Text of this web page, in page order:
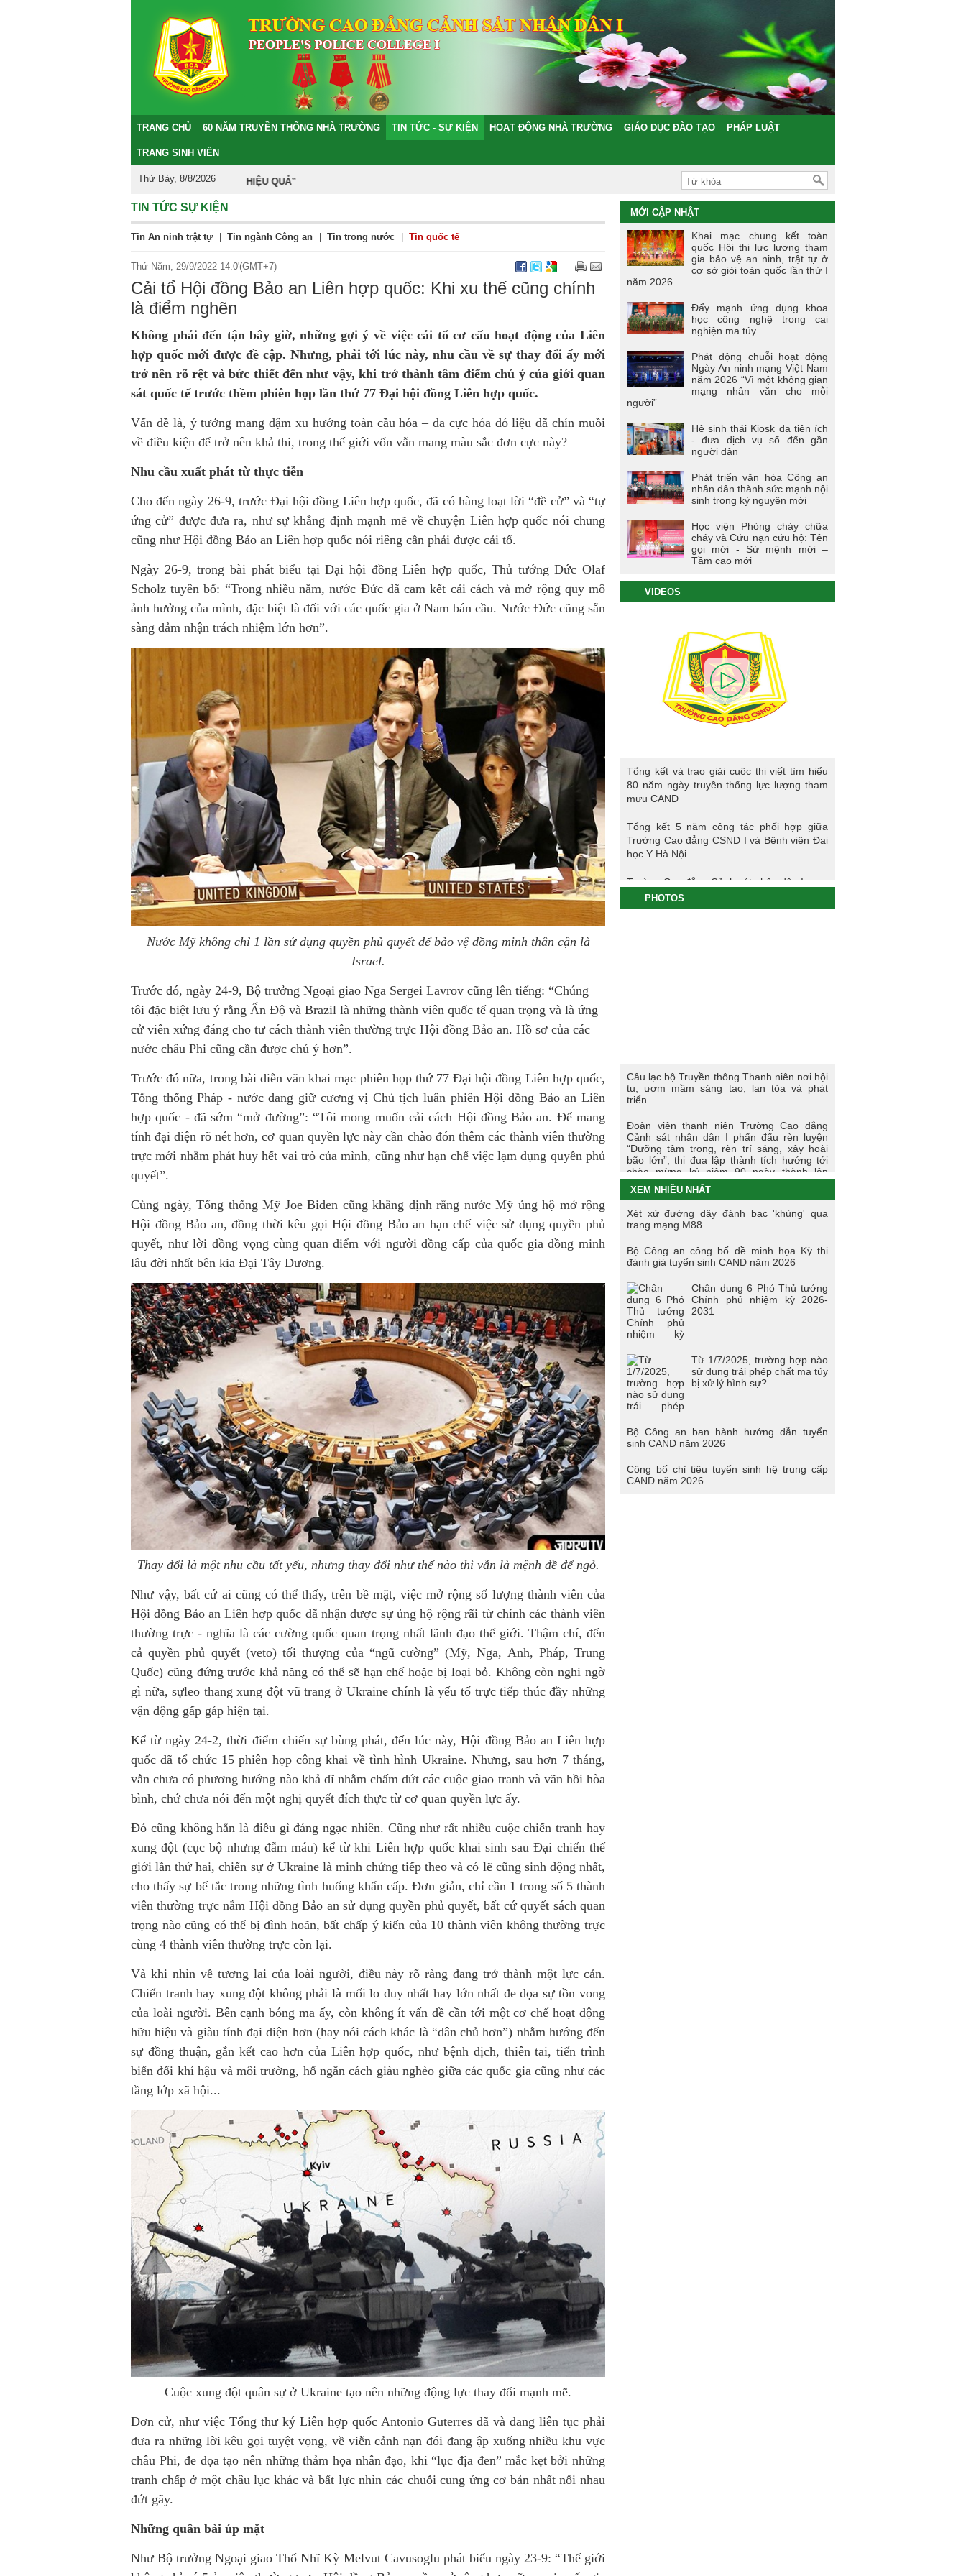
TRANG CHỦ 60 NĂM TRUYỀN THỐNG NHÀ TRƯỜNG TIN TỨC - SỰ KIỆN HOẠT ĐỘNG NHÀ TRƯỜNG GIÁO DỤC ĐÀO TẠO PHÁP LUẬT
TRANG SINH VIÊN
Thứ Bảy, 8/8/2026
– DÂN CHỦ - KỶ CƯƠNG – TRÁCH NHIỆM – HIỆU QUẢ”
TIN TỨC SỰ KIỆN
Tin An ninh trật tự Tin ngành Công an Tin trong nước Tin quốc tế
Thứ Năm, 29/9/2022 14:0'(GMT+7)
Cải tổ Hội đồng Bảo an Liên hợp quốc: Khi xu thế cũng chính
là điểm nghẽn
Không phải đến tận bây giờ, những gợi ý về việc cải tổ cơ cấu hoạt động của Liên
hợp quốc mới được đề cập. Nhưng, phải tới lúc này, nhu cầu về sự thay đổi ấy mới
trở nên rõ rệt và bức thiết đến như vậy, khi trở thành tâm điểm chú ý của giới quan
sát quốc tế trước thềm phiên họp lần thứ 77 Đại hội đồng Liên hợp quốc.
Vấn đề là, ý tưởng mang đậm xu hướng toàn cầu hóa – đa cực hóa đó liệu đã chín muồi
về điều kiện để trở nên khả thi, trong thế giới vốn vẫn mang màu sắc đơn cực này?
Nhu cầu xuất phát từ thực tiễn
Cho đến ngày 26-9, trước Đại hội đồng Liên hợp quốc, đã có hàng loạt lời “đề cử” và “tự
ứng cử” được đưa ra, như sự khẳng định mạnh mẽ về chuyện Liên hợp quốc nói chung
cũng như Hội đồng Bảo an Liên hợp quốc nói riêng cần phải được cải tổ.
Ngày 26-9, trong bài phát biểu tại Đại hội đồng Liên hợp quốc, Thủ tướng Đức Olaf
Scholz tuyên bố: “Trong nhiều năm, nước Đức đã cam kết cải cách và mở rộng quy mô
ảnh hưởng của mình, đặc biệt là đối với các quốc gia ở Nam bán cầu. Nước Đức cũng sẵn
sàng đảm nhận trách nhiệm lớn hơn”.
Nước Mỹ không chỉ 1 lần sử dụng quyền phủ quyết để bảo vệ đồng minh thân cận là
Israel.
Trước đó, ngày 24-9, Bộ trưởng Ngoại giao Nga Sergei Lavrov cũng lên tiếng: “Chúng
tôi đặc biệt lưu ý rằng Ấn Độ và Brazil là những thành viên quốc tế quan trọng và là ứng
cử viên xứng đáng cho tư cách thành viên thường trực Hội đồng Bảo an. Hồ sơ của các
nước châu Phi cũng cần được chú ý hơn”.
Trước đó nữa, trong bài diễn văn khai mạc phiên họp thứ 77 Đại hội đồng Liên hợp quốc,
Tổng thống Pháp - nước đang giữ cương vị Chủ tịch luân phiên Hội đồng Bảo an Liên
hợp quốc - đã sớm “mở đường”: “Tôi mong muốn cải cách Hội đồng Bảo an. Để mang
tính đại diện rõ nét hơn, cơ quan quyền lực này cần chào đón thêm các thành viên thường
trực mới nhằm phát huy hết vai trò của mình, cũng như hạn chế việc lạm dụng quyền phủ
quyết”.
Cùng ngày, Tổng thống Mỹ Joe Biden cũng khẳng định rằng nước Mỹ ủng hộ mở rộng
Hội đồng Bảo an, đồng thời kêu gọi Hội đồng Bảo an hạn chế việc sử dụng quyền phủ
quyết, như lời đồng vọng cùng quan điểm với người đồng cấp của quốc gia đồng minh
lâu đời nhất bên kia Đại Tây Dương.
Thay đổi là một nhu cầu tất yếu, nhưng thay đổi như thế nào thì vẫn là mệnh đề để ngỏ.
Như vậy, bất cứ ai cũng có thể thấy, trên bề mặt, việc mở rộng số lượng thành viên của
Hội đồng Bảo an Liên hợp quốc đã nhận được sự ủng hộ rộng rãi từ chính các thành viên
thường trực - nghĩa là các cường quốc quan trọng nhất lãnh đạo thế giới. Thậm chí, đến
cả quyền phủ quyết (veto) tối thượng của “ngũ cường” (Mỹ, Nga, Anh, Pháp, Trung
Quốc) cũng đứng trước khả năng có thể sẽ hạn chế hoặc bị loại bỏ. Không còn nghi ngờ
gì nữa, sựleo thang xung đột vũ trang ở Ukraine chính là yếu tố trực tiếp thúc đầy những
vận động gấp gáp hiện tại.
Kể từ ngày 24-2, thời điểm chiến sự bùng phát, đến lúc này, Hội đồng Bảo an Liên hợp
quốc đã tổ chức 15 phiên họp công khai về tình hình Ukraine. Nhưng, sau hơn 7 tháng,
vẫn chưa có phương hướng nào khả dĩ nhằm chấm dứt các cuộc giao tranh và vãn hồi hòa
bình, chứ chưa nói đến một nghị quyết đích thực từ cơ quan quyền lực ấy.
Đó cũng không hẳn là điều gì đáng ngạc nhiên. Cũng như rất nhiều cuộc chiến tranh hay
xung đột (cục bộ nhưng đẫm máu) kể từ khi Liên hợp quốc khai sinh sau Đại chiến thế
giới lần thứ hai, chiến sự ở Ukraine là minh chứng tiếp theo và có lẽ cũng sinh động nhất,
cho thấy sự bế tắc trong những tình huống khẩn cấp. Đơn giản, chỉ cần 1 trong số 5 thành
viên thường trực nắm Hội đồng Bảo an sử dụng quyền phủ quyết, bất cứ quyết sách quan
trọng nào cũng có thể bị đình hoãn, bất chấp ý kiến của 10 thành viên không thường trực
cùng 4 thành viên thường trực còn lại.
Và khi nhìn về tương lai của loài người, điều này rõ ràng đang trở thành một lực cản.
Chiến tranh hay xung đột không phải là mối lo duy nhất hay lớn nhất đe dọa sự tồn vong
của loài người. Bên cạnh bóng ma ấy, còn không ít vấn đề cần tới một cơ chế hoạt động
hữu hiệu và giàu tính đại diện hơn (hay nói cách khác là “dân chủ hơn”) nhằm hướng đến
sự đồng thuận, gắn kết cao hơn của Liên hợp quốc, như bệnh dịch, thiên tai, tiến trình
biến đổi khí hậu và môi trường, hố ngăn cách giàu nghèo giữa các quốc gia cũng như các
tầng lớp xã hội...
Cuộc xung đột quân sự ở Ukraine tạo nên những động lực thay đổi mạnh mẽ.
Đơn cử, như việc Tổng thư ký Liên hợp quốc Antonio Guterres đã và đang liên tục phải
đưa ra những lời kêu gọi tuyệt vọng, về viễn cảnh nạn đói đang ập xuống nhiều khu vực
châu Phi, đe dọa tạo nên những thảm họa nhân đạo, khi “lục địa đen” mắc kẹt bởi những
tranh chấp ở một châu lục khác và bất lực nhìn các chuỗi cung ứng cơ bản nhất nối nhau
đứt gãy.
Những quân bài úp mặt
Như Bộ trưởng Ngoại giao Thổ Nhĩ Kỳ Melvut Cavusoglu phát biểu ngày 23-9: “Thế giới
MỚI CẬP NHẬT
Khai mạc chung kết toàn
quốc Hội thi lực lượng tham
gia bảo vệ an ninh, trật tự ở
cơ sở giỏi toàn quốc lần thứ I
năm 2026
Đẩy mạnh ứng dụng khoa
học công nghệ trong cai
nghiện ma túy
Phát động chuỗi hoạt động
Ngày An ninh mạng Việt Nam
năm 2026 “Vì một không gian
mạng nhân văn cho mỗi
người”
Hệ sinh thái Kiosk đa tiện ích
- đưa dịch vụ số đến gần
người dân
Phát triển văn hóa Công an
nhân dân thành sức mạnh nội
sinh trong kỷ nguyên mới
Học viện Phòng cháy chữa
cháy và Cứu nạn cứu hộ: Tên
gọi mới - Sứ mệnh mới –
Tầm cao mới
VIDEOS
năm ngày truyền thống lực lượng tham mưu
CAND
Tổng kết và trao giải cuộc thi viết tìm hiểu
80 năm ngày truyền thống lực lượng tham
mưu CAND
Tổng kết 5 năm công tác phối hợp giữa
Trường Cao đẳng CSND I và Bệnh viện Đại
học Y Hà Nội
Trường Cao đẳng Cảnh sát nhân dân I
Phóng sự nhập học khoá K61S
Hội thi tìm hiểu, sáng kiến về phòng, chống
tác hại của thuốc lá trong tuổi trẻ Trường
Cao đẳng Cảnh sát nhân dân I
Tuổi trẻ Trường Cao đẳng CSND I tích cực
triển khai đề án 06 của Chính phủ
PHOTOS
Câu lạc bộ Truyền thông Thanh niên nơi hội
tụ, ươm mầm sáng tạo, lan tỏa và phát
triển.
Đoàn viên thanh niên Trường Cao đẳng
Cảnh sát nhân dân I phấn đấu rèn luyện
“Dưỡng tâm trong, rèn trí sáng, xây hoài
bão lớn”, thi đua lập thành tích hướng tới
chào mừng kỷ niệm 90 ngày thành lập
Đoàn TNCS Hồ Chí Minh (26/3/1931 -
26/3/2021)
Những dấu ấn của tuổi trẻ Trường Cao
đẳng Cảnh sát nhân dân I trong Tháng
Chiến dịch tình nguyện mùa đông năm
2020 và Xuân biên cương năm 2021 trong
tuổi trẻ Trường Cao đẳng Cảnh sát nhân
dân I
Đoàn viên công đoàn trường Cao đẳng
CSND I đạt giải nhất toàn đoàn tại Hội thi
“Đoàn viên Công đoàn Tổng cục Chính trị
CAND học tập và làm theo tư tưởng, đạo
đức, phong cách Hồ Chí Minh” - khu vực
phía Bắc
Hội thi “Người chiến sĩ Cảnh sát thanh lịch,
XEM NHIỀU NHẤT
Xét xử đường dây đánh bạc 'khủng' qua
trang mạng M88
Bộ Công an công bố đề minh họa Kỳ thi
đánh giá tuyển sinh CAND năm 2026
Chân dung 6 Phó Thủ tướng
Chính phủ nhiệm kỳ 2026-
2031
Từ 1/7/2025, trường hợp nào
sử dụng trái phép chất ma túy
bị xử lý hình sự?
Bộ Công an ban hành hướng dẫn tuyển
sinh CAND năm 2026
Công bố chỉ tiêu tuyển sinh hệ trung cấp
CAND năm 2026